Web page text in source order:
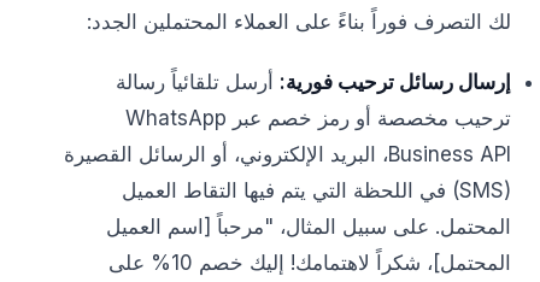
لك التصرف فوراً بناءً على العملاء المحتملين الجدد:
إرسال رسائل ترحيب فورية: أرسل تلقائياً رسالة
ترحيب مخصصة أو رمز خصم عبر WhatsApp
Business API، البريد الإلكتروني، أو الرسائل القصيرة
(SMS) في اللحظة التي يتم فيها التقاط العميل
المحتمل. على سبيل المثال، "مرحباً [اسم العميل
المحتمل]، شكراً لاهتمامك! إليك خصم 10% على